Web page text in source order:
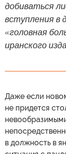
добиваться
вступления в
«головная
иранского
Даже если
не придется
в должность в